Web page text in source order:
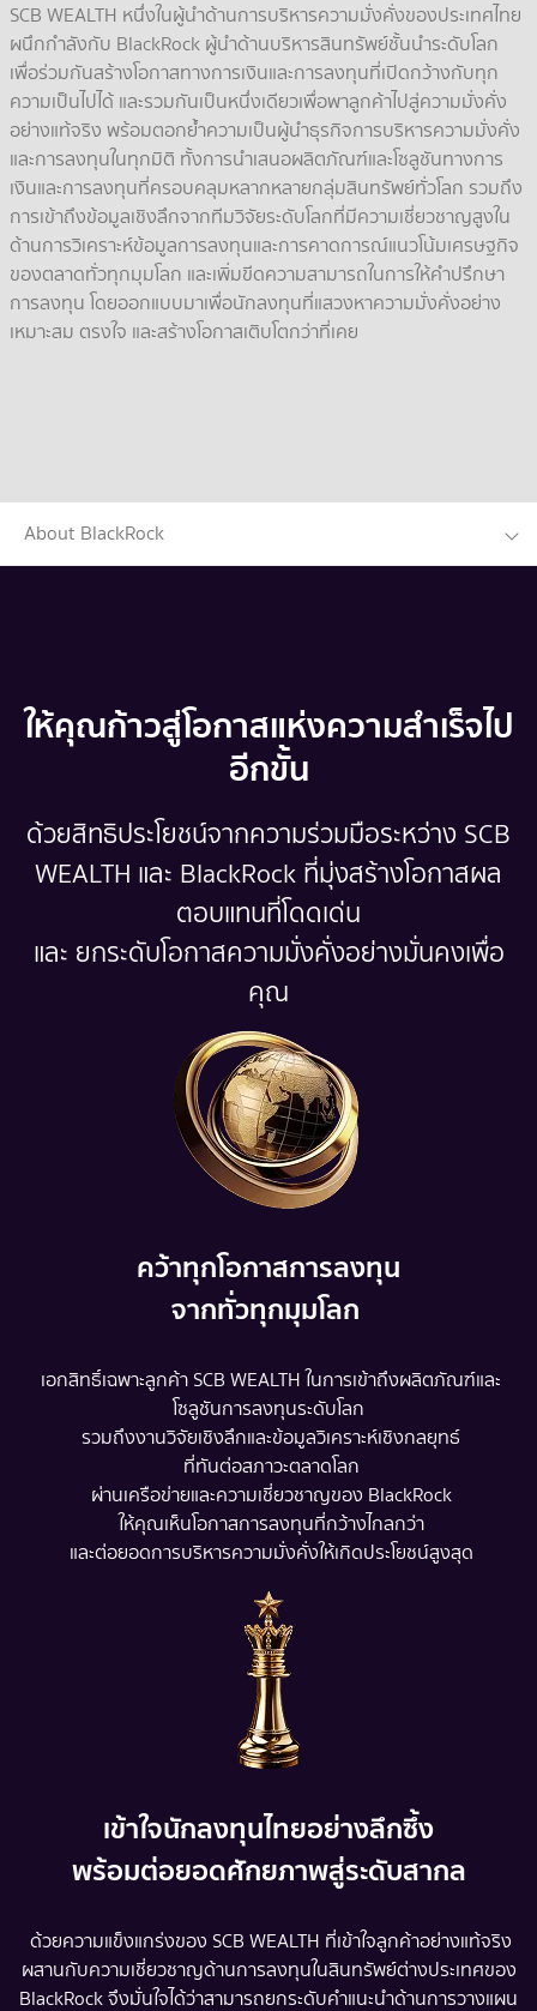
SCB WEALTH หนึ่งในผู้นำด้านการบริหารความมั่งคั่งของประเทศไทย
ผนึกกำลังกับ BlackRock ผู้นำด้านบริหารสินทรัพย์ชั้นนำระดับโลก
เพื่อร่วมกันสร้างโอกาสทางการเงินและการลงทุนที่เปิดกว้างกับทุก
ความเป็นไปได้ และรวมกันเป็นหนึ่งเดียวเพื่อพาลูกค้าไปสู่ความมั่งคั่ง
อย่างแท้จริง พร้อมตอกย้ำความเป็นผู้นำธุรกิจการบริหารความมั่งคั่ง
และการลงทุนในทุกมิติ ทั้งการนำเสนอผลิตภัณฑ์และโซลูชันทางการ
เงินและการลงทุนที่ครอบคลุมหลากหลายกลุ่มสินทรัพย์ทั่วโลก รวมถึง
การเข้าถึงข้อมูลเชิงลึกจากทีมวิจัยระดับโลกที่มีความเชี่ยวชาญสูงใน
ด้านการวิเคราะห์ข้อมูลการลงทุนและการคาดการณ์แนวโน้มเศรษฐกิจ
ของตลาดทั่วทุกมุมโลก และเพิ่มขีดความสามารถในการให้คำปรึกษา
การลงทุน โดยออกแบบมาเพื่อนักลงทุนที่แสวงหาความมั่งคั่งอย่าง
เหมาะสม ตรงใจ และสร้างโอกาสเติบโตกว่าที่เคย
About BlackRock
ให้คุณก้าวสู่โอกาสแห่งความสำเร็จไป
อีกขั้น
ด้วยสิทธิประโยชน์จากความร่วมมือระหว่าง SCB
WEALTH และ BlackRock ที่มุ่งสร้างโอกาสผล
ตอบแทนที่โดดเด่น
และ ยกระดับโอกาสความมั่งคั่งอย่างมั่นคงเพื่อ
คุณ
คว้าทุกโอกาสการลงทุน
จากทั่วทุกมุมโลก
เอกสิทธิ์เฉพาะลูกค้า SCB WEALTH ในการเข้าถึงผลิตภัณฑ์และ
โซลูชันการลงทุนระดับโลก
รวมถึงงานวิจัยเชิงลึกและข้อมูลวิเคราะห์เชิงกลยุทธ์
ที่ทันต่อสภาวะตลาดโลก
ผ่านเครือข่ายและความเชี่ยวชาญของ BlackRock
ให้คุณเห็นโอกาสการลงทุนที่กว้างไกลกว่า
และต่อยอดการบริหารความมั่งคั่งให้เกิดประโยชน์สูงสุด
เข้าใจนักลงทุนไทยอย่างลึกซึ้ง
พร้อมต่อยอดศักยภาพสู่ระดับสากล
ด้วยความแข็งแกร่งของ SCB WEALTH ที่เข้าใจลูกค้าอย่างแท้จริง
ผสานกับความเชี่ยวชาญด้านการลงทุนในสินทรัพย์ต่างประเทศของ
BlackRock จึงมั่นใจได้ว่าสามารถยกระดับคำแนะนำด้านการวางแผน